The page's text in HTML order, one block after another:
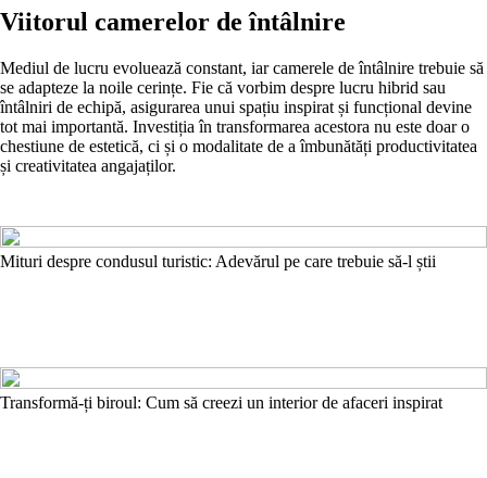
Viitorul camerelor de întâlnire
Mediul de lucru evoluează constant, iar camerele de întâlnire trebuie să
se adapteze la noile cerințe. Fie că vorbim despre lucru hibrid sau
întâlniri de echipă, asigurarea unui spațiu inspirat și funcțional devine
tot mai importantă. Investiția în transformarea acestora nu este doar o
chestiune de estetică, ci și o modalitate de a îmbunătăți productivitatea
și creativitatea angajaților.
Mituri despre condusul turistic: Adevărul pe care trebuie să-l știi
Transformă-ți biroul: Cum să creezi un interior de afaceri inspirat